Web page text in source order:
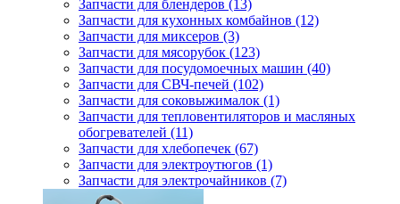
Запчасти для блендеров (13)
Запчасти для кухонных комбайнов (12)
Запчасти для миксеров (3)
Запчасти для мясорубок (123)
Запчасти для посудомоечных машин (40)
Запчасти для СВЧ-печей (102)
Запчасти для соковыжималок (1)
Запчасти для тепловентиляторов и масляных
обогревателей (11)
Запчасти для хлебопечек (67)
Запчасти для электроутюгов (1)
Запчасти для электрочайников (7)